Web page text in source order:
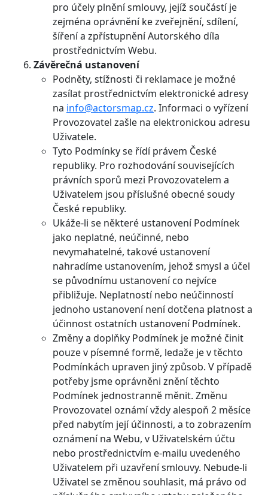
pro účely plnění smlouvy, jejíž součástí je
zejména oprávnění ke zveřejnění, sdílení,
šíření a zpřístupnění Autorského díla
prostřednictvím Webu.
Závěrečná ustanovení
Podněty, stížnosti či reklamace je možné
zasílat prostřednictvím elektronické adresy
na info@actorsmap.cz. Informaci o vyřízení
Provozovatel zašle na elektronickou adresu
Uživatele.
Tyto Podmínky se řídí právem České
republiky. Pro rozhodování souvisejících
právních sporů mezi Provozovatelem a
Uživatelem jsou příslušné obecné soudy
České republiky.
Ukáže-li se některé ustanovení Podmínek
jako neplatné, neúčinné, nebo
nevymahatelné, takové ustanovení
nahradíme ustanovením, jehož smysl a účel
se původnímu ustanovení co nejvíce
přibližuje. Neplatností nebo neúčinností
jednoho ustanovení není dotčena platnost a
účinnost ostatních ustanovení Podmínek.
Změny a doplňky Podmínek je možné činit
pouze v písemné formě, ledaže je v těchto
Podmínkách upraven jiný způsob. V případě
potřeby jsme oprávněni znění těchto
Podmínek jednostranně měnit. Změnu
Provozovatel oznámí vždy alespoň 2 měsíce
před nabytím její účinnosti, a to zobrazením
oznámení na Webu, v Uživatelském účtu
nebo prostřednictvím e-mailu uvedeného
Uživatelem při uzavření smlouvy. Nebude-li
Uživatel se změnou souhlasit, má právo od